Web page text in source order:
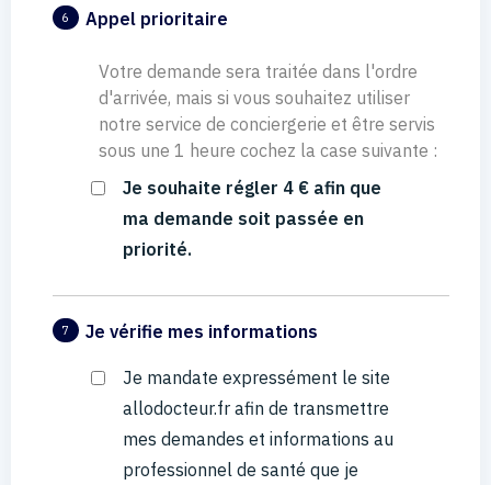
6 Appel prioritaire
Votre demande sera traitée dans l'ordre
d'arrivée, mais si vous souhaitez utiliser
notre service de conciergerie et être servis
sous une 1 heure cochez la case suivante :
Je souhaite régler 4 € afin que
ma demande soit passée en
priorité.
7 Je vérifie mes informations
Je mandate expressément le site
allodocteur.fr afin de transmettre
mes demandes et informations au
professionnel de santé que je